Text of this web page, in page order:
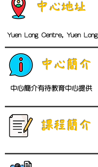
中心地址
Yuen Long Centre, Yuen Long
中心簡介
中心簡介有待教育中心提供
​課程簡介